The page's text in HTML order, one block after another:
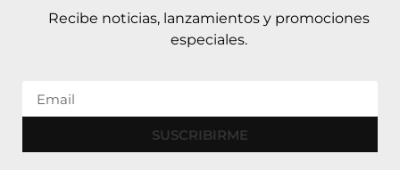
Recibe noticias, lanzamientos y promociones
especiales.
SUSCRIBIRME